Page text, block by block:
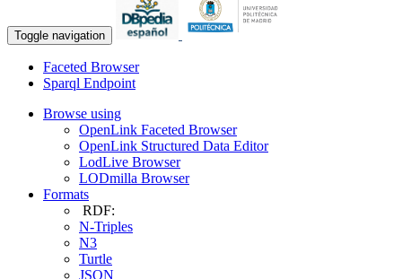
Toggle navigation
Faceted Browser
Sparql Endpoint
Browse using
OpenLink Faceted Browser
OpenLink Structured Data Editor
LodLive Browser
LODmilla Browser
Formats
RDF:
N-Triples
N3
Turtle
JSON